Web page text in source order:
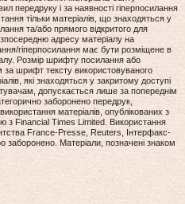
передруку і за наявності гіперпосилання
тільки матеріалів, що знаходяться у
та/або прямого відкритого для
адресу матеріалу на
гіперпосилання має бути розміщене в
Розмір шрифту посилання або
шрифт тексту використовуваного
які знаходяться у закритому доступі
допускається лише за попереднім
заборонено передрук,
матеріалів, опублікованих з
з Financial Times Limited. Використання
France-Presse, Reuters, Інтерфакс-
заборонено. Матеріали, позначені знаком